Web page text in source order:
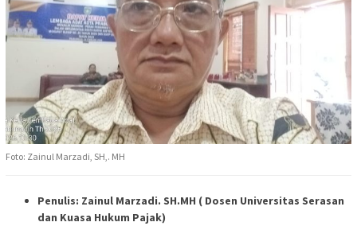
Foto: Zainul Marzadi, SH,. MH
Penulis: Zainul Marzadi. SH.MH ( Dosen Universitas Serasan
dan Kuasa Hukum Pajak)